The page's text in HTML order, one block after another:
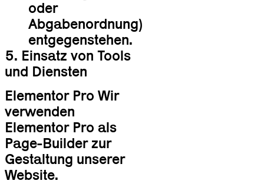
oder
Abgabenordnung)
entgegenstehen.
5. Einsatz von Tools
und Diensten
Elementor Pro Wir
verwenden
Elementor Pro als
Page-Builder zur
Gestaltung unserer
Website.